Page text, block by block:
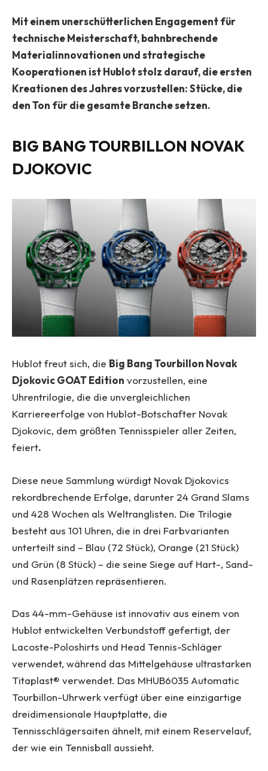
Mit einem unerschütterlichen Engagement für
technische Meisterschaft, bahnbrechende
Materialinnovationen und strategische
Kooperationen ist Hublot stolz darauf, die ersten
Kreationen des Jahres vorzustellen: Stücke, die
den Ton für die gesamte Branche setzen.
BIG BANG TOURBILLON NOVAK
DJOKOVIC
Hublot freut sich, die Big Bang Tourbillon Novak
Djokovic GOAT Edition vorzustellen, eine
Uhrentrilogie, die die unvergleichlichen
Karriereerfolge von Hublot-Botschafter Novak
Djokovic, dem größten Tennisspieler aller Zeiten,
feiert.
Diese neue Sammlung würdigt Novak Djokovics
rekordbrechende Erfolge, darunter 24 Grand Slams
und 428 Wochen als Weltranglisten. Die Trilogie
besteht aus 101 Uhren, die in drei Farbvarianten
unterteilt sind – Blau (72 Stück), Orange (21 Stück)
und Grün (8 Stück) – die seine Siege auf Hart-, Sand-
und Rasenplätzen repräsentieren.
Das 44-mm-Gehäuse ist innovativ aus einem von
Hublot entwickelten Verbundstoff gefertigt, der
Lacoste-Poloshirts und Head Tennis-Schläger
verwendet, während das Mittelgehäuse ultrastarken
Titaplast® verwendet. Das MHUB6035 Automatic
Tourbillon-Uhrwerk verfügt über eine einzigartige
dreidimensionale Hauptplatte, die
Tennisschlägersaiten ähnelt, mit einem Reservelauf,
der wie ein Tennisball aussieht.